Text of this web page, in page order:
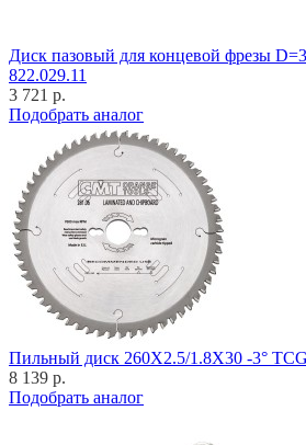
Диск пазовый для концевой фрезы
822.029.11
3 721 р.
Подобрать аналог
Пильный диск 260X2.5/1.8X30 -3°
8 139 р.
Подобрать аналог